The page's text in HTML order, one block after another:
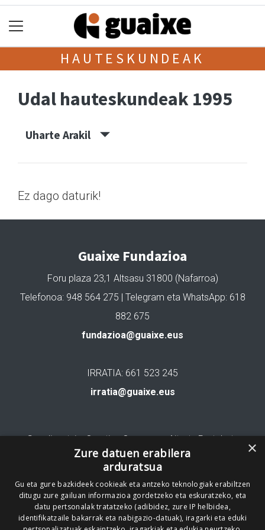
HAUTESKUNDEAK
Udal hauteskundeak 1995
Uharte Arakil
Ez dago daturik!
Guaixe Fundazioa
Foru plaza 23,1 Altsasu 31800 (Nafarroa)
Telefonoa: 948 564 275 | Telegram eta WhatsApp: 618
882 675
fundazioa@guaixe.eus
IRRATIA: 661 523 245
irratia@guaixe.eus
Gure lizentzia: Creative Commons Aitortu Partekatu
Codesyntaxek garatua
×
Zure datuen erabilera
arduratsua
Gu eta gure bazkideek cookieak eta antzeko teknologiak erabiltzen
ditugu zure gailuan informazioa gordetzeko eta eskuratzeko, eta
datu pertsonalak tratatzeko (adibidez, zure IP helbidea,
identifikatzaile bakarrak eta nabigazio-datuak), iragarki eta eduki